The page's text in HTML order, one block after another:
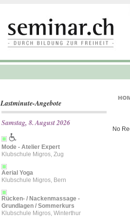
Lastminute-Angebote
Samstag, 8. August 2026
Mode - Atelier Expert
Klubschule Migros, Zug
Aerial Yoga
Klubschule Migros, Bern
Rücken- / Nackenmassage -
Grundlagen / Sommerkurs
Klubschule Migros, Winterthur
No